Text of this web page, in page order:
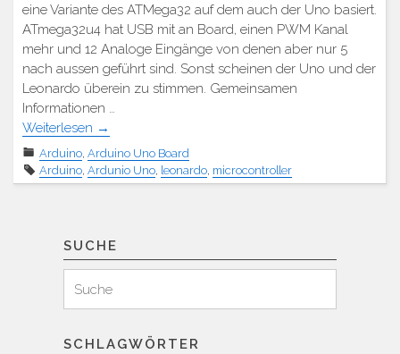
eine Variante des ATMega32 auf dem auch der Uno basiert.
ATmega32u4 hat USB mit an Board, einen PWM Kanal
mehr und 12 Analoge Eingänge von denen aber nur 5
nach aussen geführt sind. Sonst scheinen der Uno und der
Leonardo überein zu stimmen. Gemeinsamen
Informationen …
Weiterlesen →
Arduino, Arduino Uno Board
Arduino, Ardunio Uno, leonardo, microcontroller
SUCHE
für:
Suchen
SCHLAGWÖRTER